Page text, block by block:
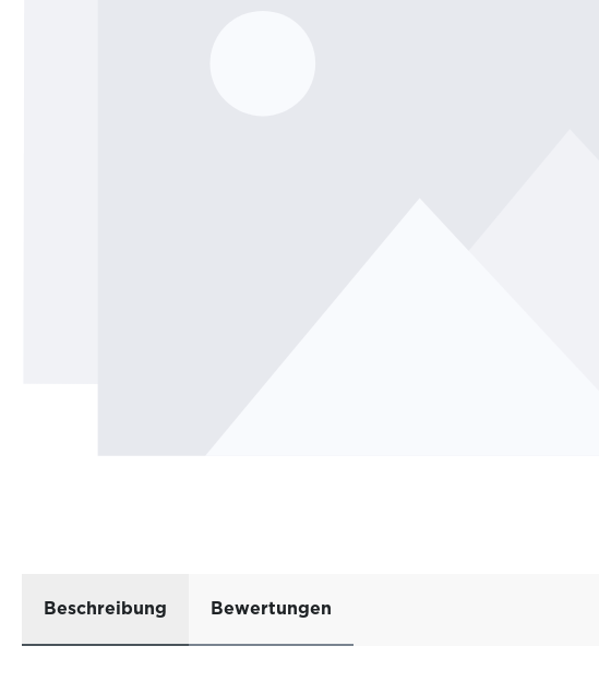
Beschreibung Bewertungen